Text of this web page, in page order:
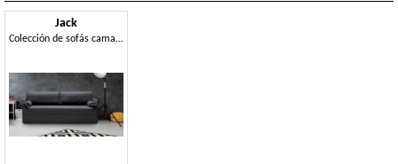
Jack
Colección de sofás cama prácticos y versátiles.